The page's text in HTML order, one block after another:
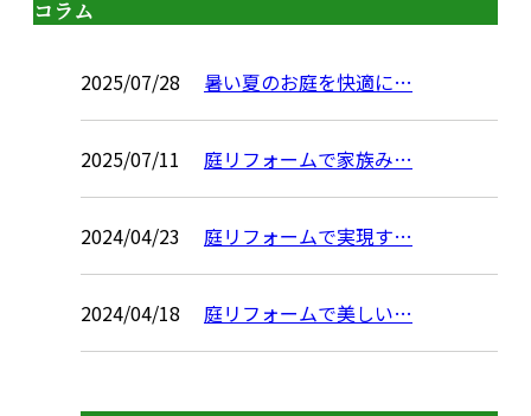
コラム
2025/07/28 暑い夏のお庭を快適に…
2025/07/11 庭リフォームで家族み…
2024/04/23 庭リフォームで実現す…
2024/04/18 庭リフォームで美しい…